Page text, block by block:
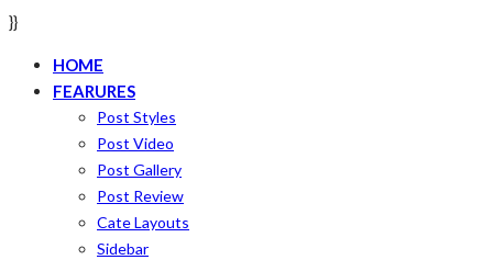
}}
HOME
FEARURES
Post Styles
Post Video
Post Gallery
Post Review
Cate Layouts
Sidebar